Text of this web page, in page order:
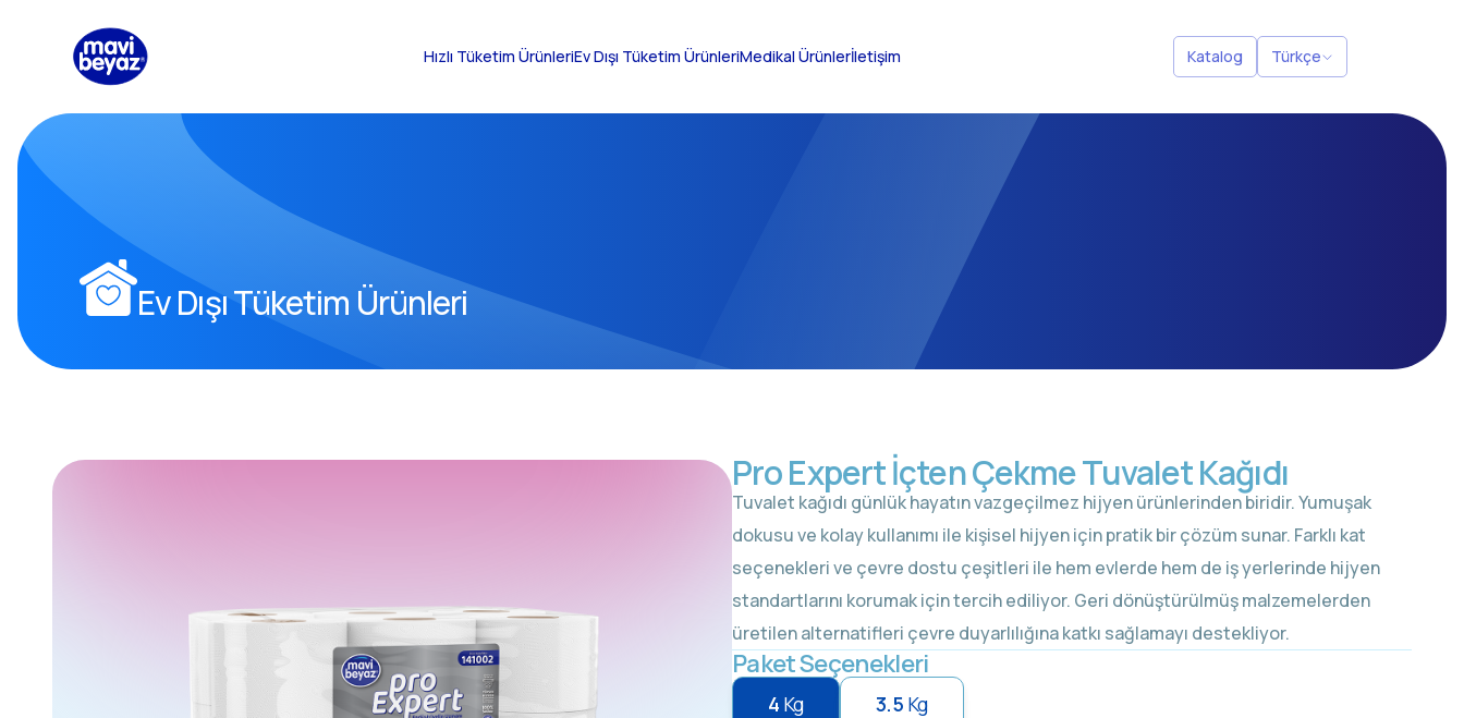
Hızlı Tüketim ÜrünleriEv Dışı Tüketim ÜrünleriMedikal Ürünlerİletişim Katalog Türkçe
Ev Dışı Tüketim Ürünleri
Pro Expert İçten Çekme Tuvalet Kağıdı
Tuvalet kağıdı günlük hayatın vazgeçilmez hijyen ürünlerinden biridir. Yumuşak
dokusu ve kolay kullanımı ile kişisel hijyen için pratik bir çözüm sunar. Farklı kat
seçenekleri ve çevre dostu çeşitleri ile hem evlerde hem de iş yerlerinde hijyen
standartlarını korumak için tercih ediliyor. Geri dönüştürülmüş malzemelerden
üretilen alternatifleri çevre duyarlılığına katkı sağlamayı destekliyor.
Paket Seçenekleri
4 Kg 3.5 Kg